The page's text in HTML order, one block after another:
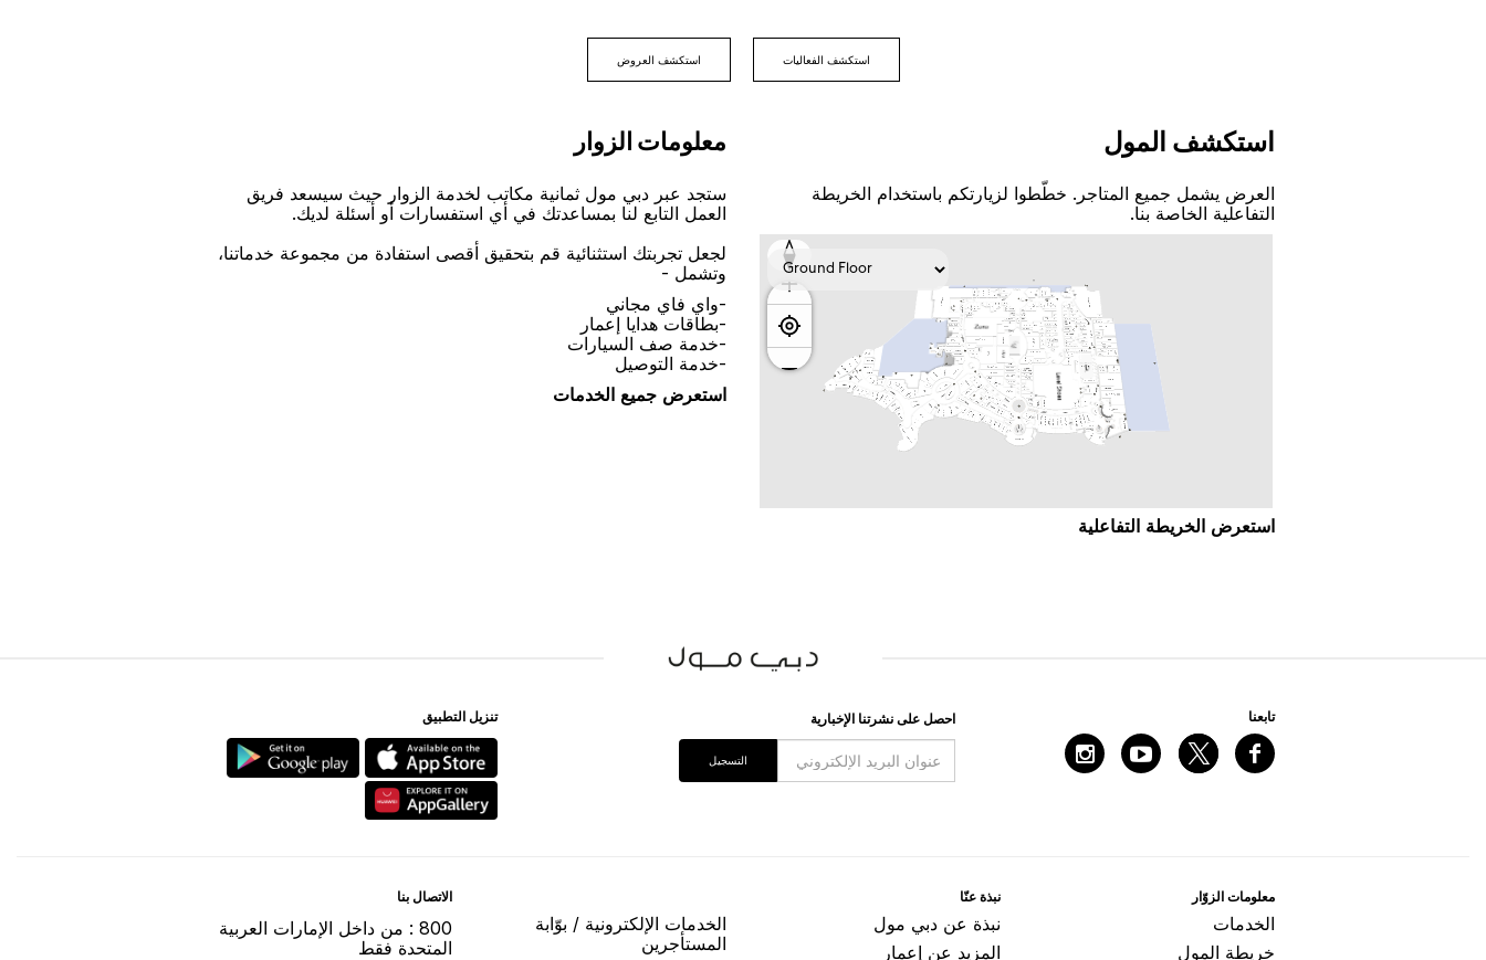
اﺳﺘﻜﺸﻒ اﻟﻔﻌﺎﻟﻴﺎﺕ اﺳﺘﻜﺸﻒ اﻟﻌﺮﻭﺽ
اﺳﺘﻜﺸﻒ اﻟﻤﻮﻝ
اﻟﻌﺮﺽ ﻳﺸﻤﻞ ﺟﻤﻴﻊ اﻟﻤﺘﺎﺟﺮ. ﺧﻄّﻄﻮا ﻟﺰﻳﺎﺭﺗﻜﻢ ﺑﺎﺳﺘﺨﺪاﻡ اﻟﺨﺮﻳﻄﺔ
اﻟﺘﻔﺎﻋﻠﻴﺔ اﻟﺨﺎﺻﺔ ﺑﻨﺎ.
اﺳﺘﻌﺮﺽ اﻟﺨﺮﻳﻄﺔ اﻟﺘﻔﺎﻋﻠﻴﺔ
ﻣﻌﻠﻮﻣﺎﺕ اﻟﺰﻭاﺭ
ﺳﺘﺠﺪ ﻋﺒﺮ ﺩﺑﻲ ﻣﻮﻝ ﺛﻤﺎﻧﻴﺔ ﻣﻜﺎﺗﺐ ﻟﺨﺪﻣﺔ اﻟﺰﻭاﺭ ﺣﻴﺚ ﺳﻴﺴﻌﺪ ﻓﺮﻳﻖ
اﻟﻌﻤﻞ اﻟﺘﺎﺑﻊ ﻟﻨﺎ ﺑﻤﺴﺎﻋﺪﺗﻚ ﻓﻲ ﺃﻱ اﺳﺘﻔﺴﺎﺭاﺕ ﺃﻭ ﺃﺳﺌﻠﺔ ﻟﺪﻳﻚ.
ﻟﺠﻌﻞ ﺗﺠﺮﺑﺘﻚ اﺳﺘﺜﻨﺎﺋﻴﺔ ﻗﻢ ﺑﺘﺤﻘﻴﻖ ﺃﻗﺼﻰ اﺳﺘﻔﺎﺩﺓ ﻣﻦ ﻣﺠﻤﻮﻋﺔ ﺧﺪﻣﺎﺗﻨﺎ،
ﻭﺗﺸﻤﻞ -
-ﻭاﻱ ﻓﺎﻱ ﻣﺠﺎﻧﻲ
-ﺑﻄﺎﻗﺎﺕ ﻫﺪاﻳﺎ ﺇﻋﻤﺎﺭ
-ﺧﺪﻣﺔ ﺻﻒ اﻟﺴﻴﺎﺭاﺕ
-ﺧﺪﻣﺔ اﻟﺘﻮﺻﻴﻞ
اﺳﺘﻌﺮﺽ ﺟﻤﻴﻊ اﻟﺨﺪﻣﺎﺕ
ﺗﺎﺑﻌﻨﺎ اﺣﺼﻞ ﻋﻠﻰ ﻧﺸﺮﺗﻨﺎ اﻹﺧﺒﺎﺭﻳﺔ
اﻟﺘﺴﺠﻴﻞ
ﺗﻨﺰﻳﻞ اﻟﺘﻄﺒﻴﻖ
ﻣﻌﻠﻮﻣﺎﺕ اﻟﺰﻭّاﺭ
اﻟﺨﺪﻣﺎﺕ
ﺧﺮﻳﻄﺔ اﻟﻤﻮﻝ
ﻧﺒﺬﺓ ﻋﻨّﺎ
ﻧﺒﺬﺓ ﻋﻦ ﺩﺑﻲ ﻣﻮﻝ
المزيد عن إعمار
اﻟﺨﺪﻣﺎﺕ اﻹﻟﻜﺘﺮﻭﻧﻴﺔ / ﺑﻮّاﺑﺔ
اﻟﻤﺴﺘﺄﺟﺮﻳﻦ
اﻻﺗﺼﺎﻝ ﺑﻨﺎ
800 : ﻣﻦ ﺩاﺧﻞ اﻹﻣﺎﺭاﺕ اﻟﻌﺮﺑﻴﺔ
اﻟﻤﺘﺤﺪﺓ ﻓﻘﻂ